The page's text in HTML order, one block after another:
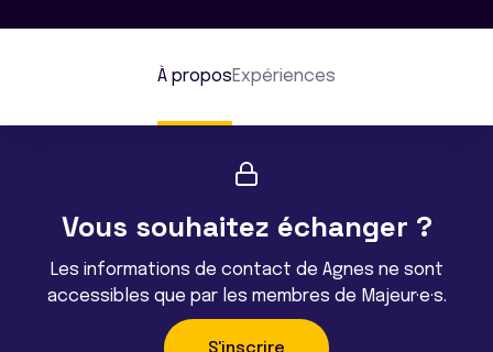
À proposExpériences
Vous souhaitez échanger ?
Les informations de contact de Agnes ne sont
accessibles que par les membres de Majeur·e·s.